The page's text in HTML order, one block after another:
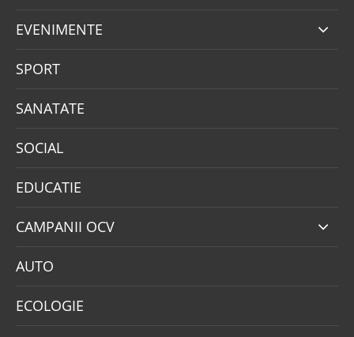
EVENIMENTE
SPORT
SANATATE
SOCIAL
EDUCATIE
CAMPANII OCV
AUTO
ECOLOGIE